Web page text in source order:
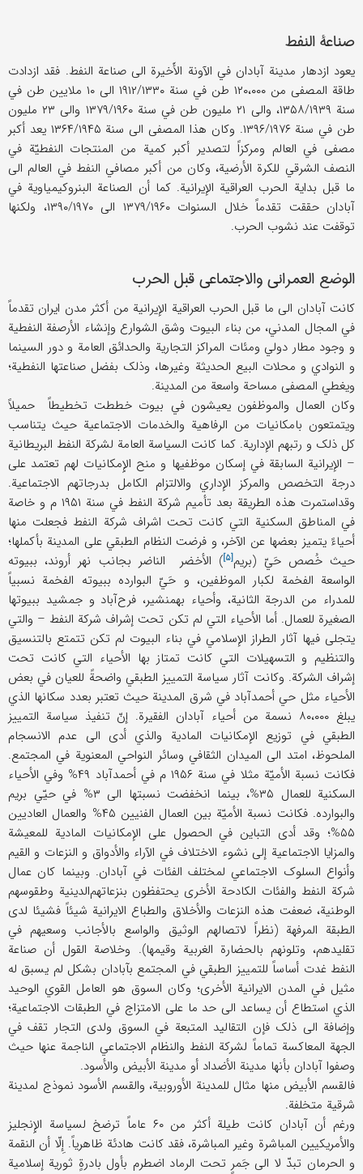
صناعة النفط
یعود ازدهار مدینة آبادان في الآونة الأَخیرة الی صناعة النفط. فقد ازدادت
طاقة المصفی من ۱۲۰،۰۰۰ طن في سنة ۱۹۱۲/۱۳۳۰ الی ۱۰ ملایین طن في
سنة ۱۳۵۸/۱۹۳۹، والی ۲۱ ملیون طن في سنة ۱۳۷۹/۱۹۶۰ والی ۲۳ ملیون
طن في سنة ۱۳۹۶/۱۹۷۶. وکان هذا المصفی الی سنة ۱۳۶۴/۱۹۴۵ یعد أکبر
مصفی في العالم ومرکزاً لتصدیر أکبر کمیة من المنتجات النفطیّة في
النصف الشرقي للکرة الأرضیة، وکان من أکبر مصافي النفط في العالم الی
ما قبل بدایة الحرب العراقیة الإیرانیة. کما أن الصناعة البنروکیمیاویة في
آبادان حققت تقدماً خلال السنوات ۱۳۷۹/۱۹۶۰ الی ۱۳۹۰/۱۹۷۰، ولکنها
توقفت عند نشوب الحرب.
الوضع العمراني والاجتماعي قبل الحرب
کانت آبادان الی ما قبل الحرب العراقیة الإیرانیة من أکثر مدن ایران تقدماً
في المجال المدني، من بناء البیوت وشق الشوارع وإنشاء الأرصفة النفطیة
و وجود مطار دولي ومئات المراکز التجاریة والحدائق العامة و دور السینما
و النوادي و محلات البیع الحدیثة وغیرها، وذلک بفضل صناعتها النفطیة؛
ویغطي المصفی مساحة واسعة من المدینة.
وکان العمال والموظفون یعیشون في بیوت خططت تخطیطاً حمیلاً
ویتمتعون بامکانیات من الرفاهیة والخدمات الاجتماعیة حیث یتناسب
کل ذلک و رتبهم الإداریة. کما کانت السیاسة العامة لشرکة النفط البریطانیة
– الإیرانیة السابقة في إسکان موظفیها و منح الإِمکانیات لهم تعتمد علی
درجة التخصص والمرکز الإداري والالتزام الکامل بدرجاتهم الاجتماعیة.
وقداستمرت هذه الطریقة بعد تأمیم شرکة النفط في سنة ۱۹۵۱ م و خاصة
في المناطق السکنیة التي کانت تحت اشراف شرکة النفط فجعلت منها
أحیاءً یتمیز بعضها عن الآخر، و فرضت النظام الطبقي علی المدینة بأکملها؛
حیث خُصص حَيّ (بریم[۵]
) الأخضر الناضر بجانب نهر أروند، ببیوته
الواسعة الفخمة لکبار الموظفین، و حَيّ البوارده ببیوته الفخمة نسبیاً
للمدراء من الدرجة الثانیة، وأحیاء بهمنشیر، فرح‌آباد و جمشید ببیوتها
الصغیرة للعمال. أما الأحیاء التي لم تکن تحت إشراف شرکة النفط – والتي
یتجلی فیها آثار الطراز الإسلامي في بناء البیوت لم تکن تتمتع بالتنسیق
والتنظیم و التسهیلات التي کانت تمتاز بها الأحیاء التي کانت تحت
إشراف الشرکة. وکانت آثار سیاسة التمییز الطبقي واضحةً للعیان في بعض
الأحیاء مثل حي أحمدآباد في شرق المدینة حیث تعتبر بعدد سکانها الذي
یبلغ ۸۰،۰۰۰ نسمة من أحیاء آبادان الفقیرة. إنّ تنفیذ سیاسة التمییز
الطبقي في توزیع الإمکانیات المادیة والذي أدی الی عدم الانسجام
الملحوظ، امتد الی المیدان الثقافي وسائر النواحي المعنویة في المجتمع.
فکانت نسبة الأمیّة مثلا في سنة ۱۹۵۶ م في أحمدآباد ۴۹% وفي الأحیاء
السکنیة للعمال ۳۵%، بینما انخفضت نسبتها الی ۳% في حیّي بریم
والبوارده. فکانت نسبة الأمیّة بین العمال الفنیین ۴۵% والعمال العادیین
۵۵%؛ وقد أدی التباین في الحصول علی الإمکانیات المادیة للمعیشة
والمزایا الاجتماعیة إلی نشوء الاختلاف في الآراء والأدواق و النزعات و القیم
وأنواع السلوک الاجتماعي لمختلف الفئات في آبادان. وبینما کان عمال
شرکة النفط والفئات الکادحة الأخری یحتفظون بنزعاتهم‌الدینیة وطقوسهم
الوطنیة، ضعفت هذه النزعات والأخلاق والطباع الایرانیة شیئاً فشیئا لدی
الطبقة المرفهة (نظراً لاتصالهم الوثیق والواسع بالأجانب وسعیهم في
تقلیدهم، وتلونهم بالحضارة الغربیة وقیمها). وخلاصة القول أن صناعة
النفط غدت أساساً للتمییز الطبقي في المجتمع بآبادان بشکل لم یسبق له
مثیل في المدن الایرانیة الأخری؛ وکان السوق هو العامل القوي الوحید
الذي استطاع أن یساعد الی حد ما علی الامتزاج في الطبقات الاجتماعیة؛
وإضافة الی ذلک فإن التقالید المتبعة في السوق ولدی التجار تقف في
الجهة المعاکسة تماماً لشرکة النفط والنظام الاجتماعي الناجمة عنها حیث
وصفوا آبادان بأنها مدینة الأضداد أو مدینة الأبیض والأسود.
فالقسم الأبیض منها مثال للمدینة الأوروبیة، والقسم الأسود نموذج لمدینة
شرقیة متخلفة.
ورغم أن آبادان کانت طیلة أکثر من ۶۰ عاماً ترضخ لسیاسة الإِنجلیز
والأمریکیین المباشرة وغیر المباشرة، فقد کانت هادئة ظاهریاً. إِلّا أن النقمة
و الحرمان تبدّ لا الی جَمرٍ تحت الرماد اضطرم بأول بادرةٍ ثوریة إسلامیة